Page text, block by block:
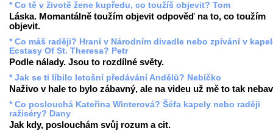
* Co tě v životě žene kupředu, co toužíš objevit? Tom
Láska. Momantálně toužím objevit odpověď na to, co toužím
objevit.
* Co máš raději? Hraní v Národním divadle nebo zpívání v
Ecstasy Of St. Theresa? Petr
Podle nálady. Jsou to rozdílné světy.
* Jak se ti líbilo letošní předávání Andělů? Nebíčko
Naživo v hale to bylo zábavný, ale na videu už mě to tak
* Co poslouchá Kateřina Winterová? Šéfa kapely nebo raději
ražiséry? Dany
Jak kdy, poslouchám svůj rozum a cit.